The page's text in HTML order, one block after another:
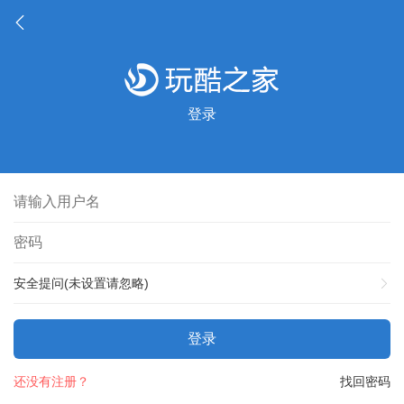
登录
安全提问(未设置请忽略)
登录
找回密码
还没有注册？